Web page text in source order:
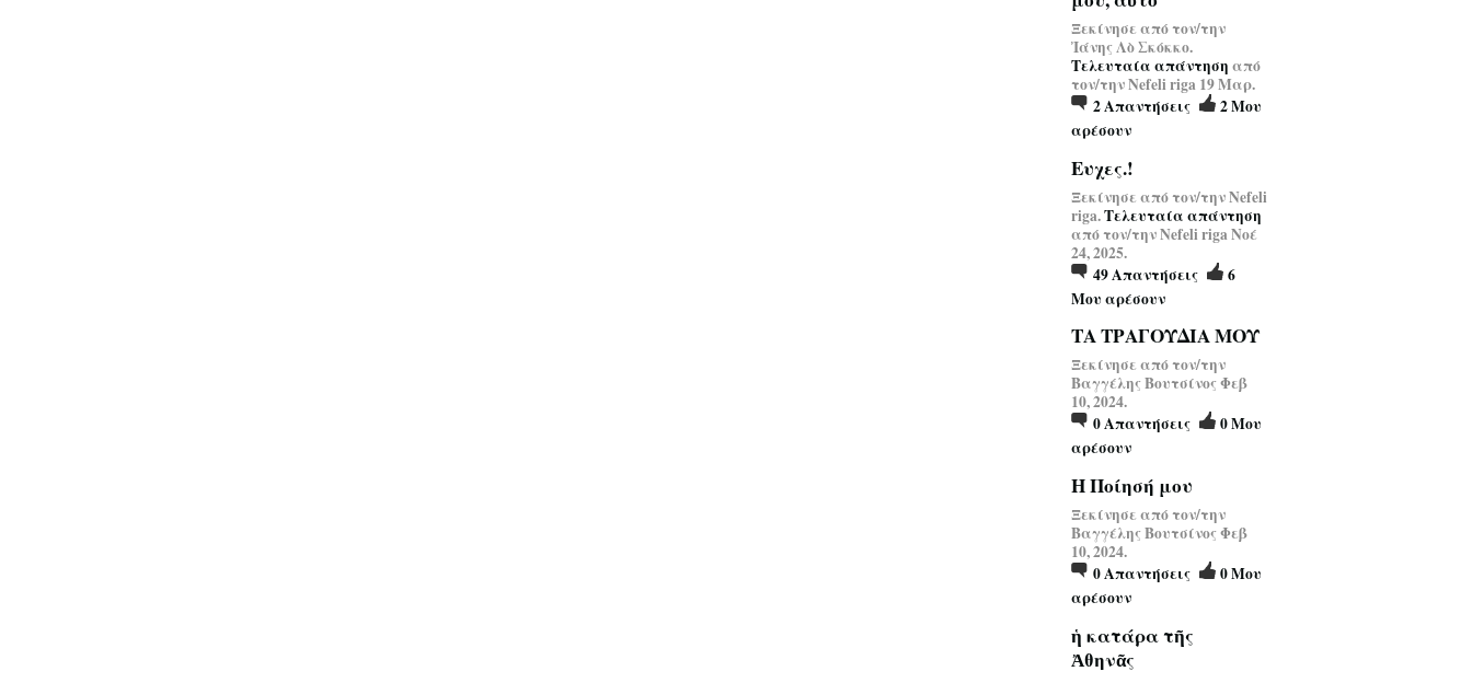
Ξεκίνησε από τον/την
Ἰάνης Λὸ Σκόκκο.
Τελευταία απάντηση από
τον/την Nefeli riga 19 Μαρ.
2Απαντήσεις 2Μου
αρέσουν
Ευχες.!
Ξεκίνησε από τον/την Nefeli
riga.Τελευταία απάντηση
από τον/την Nefeli riga Νοέ
24, 2025.
49Απαντήσεις
6
Μου αρέσουν
ΤΑ ΤΡΑΓΟΥΔΙΑ ΜΟΥ
Ξεκίνησε από τον/την
Βαγγέλης Βουτσίνος Φεβ
10, 2024.
0Απαντήσεις 0Μου
αρέσουν
Η Ποίησή μου
Ξεκίνησε από τον/την
Βαγγέλης Βουτσίνος Φεβ
10, 2024.
0Απαντήσεις 0Μου
αρέσουν
ἡ κατάρα τῆς
Ἀθηνᾶς